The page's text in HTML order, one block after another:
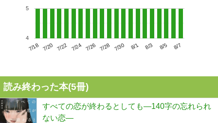
7/18 7/20 7/22 7/24 7/26 7/28 7/30 8/1 8/3 8/5 8/7
4
5
読み終わった本(5冊)
すべての恋が終わるとしても―140字の忘れられ
ない恋―